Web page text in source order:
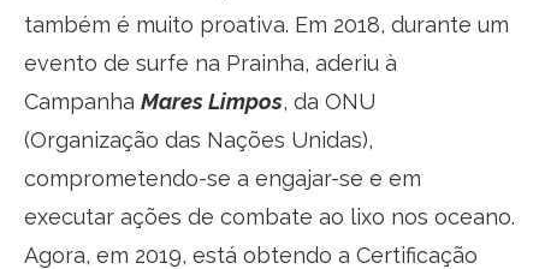
também é muito proativa. Em 2018, durante um
evento de surfe na Prainha, aderiu à
Campanha Mares Limpos, da ONU
(Organização das Nações Unidas),
comprometendo-se a engajar-se e em
executar ações de combate ao lixo nos oceano.
Agora, em 2019, está obtendo a Certificação